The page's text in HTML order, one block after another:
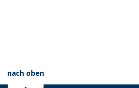
nach oben